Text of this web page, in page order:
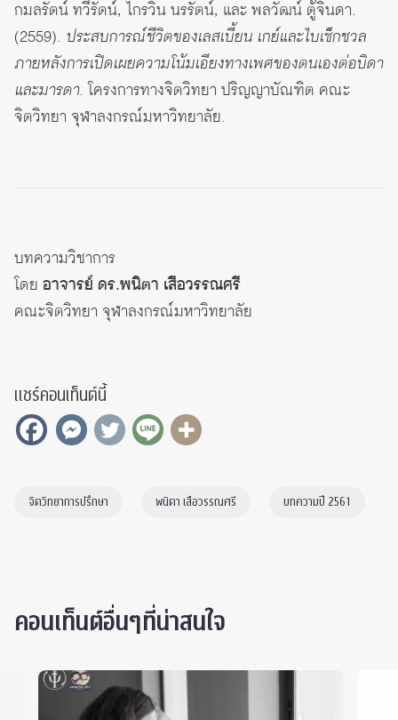
กมลรัตน์ ทวีรัตน์, ไกรวิน นรรัตน์, และ พลวัฒน์ ตู้จินดา.
(2559). ประสบการณ์ชีวิตของเลสเบี้ยน เกย์และไบเซ็กชวล
ภายหลังการเปิดเผยความโน้มเอียงทางเพศของตนเองต่อบิดา
และมารดา. โครงการทางจิตวิทยา ปริญญาบัณฑิต คณะ
จิตวิทยา จุฬาลงกรณ์มหาวิทยาลัย.
บทความวิชาการ
โดย อาจารย์ ดร.พนิตา เสือวรรณศรี
คณะจิตวิทยา จุฬาลงกรณ์มหาวิทยาลัย
แชร์คอนเท็นต์นี้
จิตวิทยาการปรึกษา พนิตา เสือวรรณศรี บทความปี 2561
คอนเท็นต์อื่นๆที่น่าสนใจ